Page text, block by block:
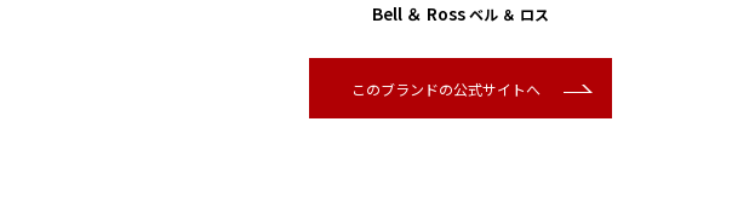
Bell ＆ Rossベル ＆ ロス
このブランドの公式サイトへ